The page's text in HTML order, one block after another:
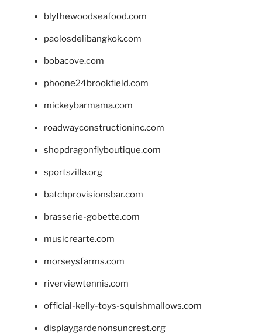
blythewoodseafood.com
paolosdelibangkok.com
bobacove.com
phoone24brookfield.com
mickeybarmama.com
roadwayconstructioninc.com
shopdragonflyboutique.com
sportszilla.org
batchprovisionsbar.com
brasserie-gobette.com
musicrearte.com
morseysfarms.com
riverviewtennis.com
official-kelly-toys-squishmallows.com
displaygardenonsuncrest.org